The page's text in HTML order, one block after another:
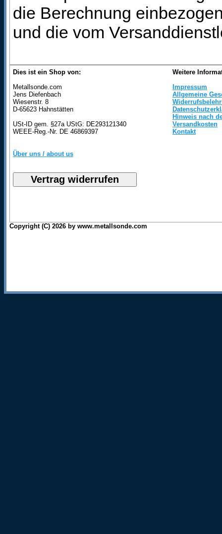
die Berechnung
und die vom
Dies ist ein Shop von:
Metallsonde.com
Jens Diefenbach
Wiesenstr. 8
D-65623 Hahnstätten
USt-ID gem. §27a UStG: DE293121340
WEEE-Reg.-Nr. DE 46869397
Über uns / about us
Weitere
Impressum
Allgemeine
Hinweis nach
Versandkosten
Kontakt
Copyright (C) 2026 by www.metallsonde.com